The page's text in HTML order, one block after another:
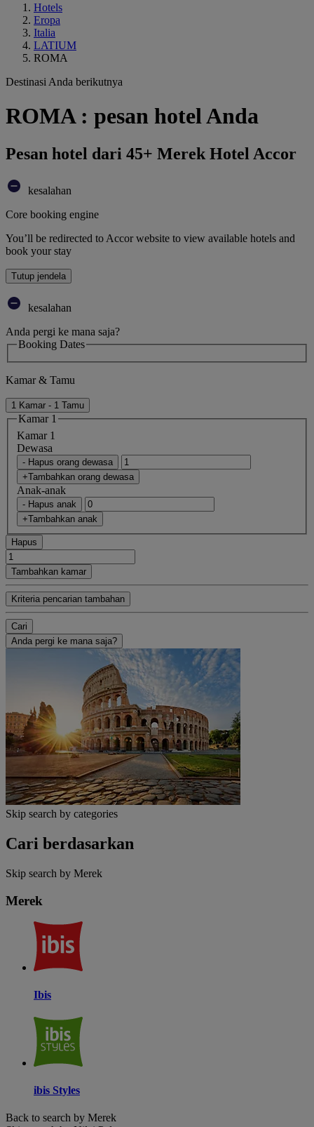
Hotels
Eropa
Italia
LATIUM
ROMA
Destinasi Anda berikutnya
ROMA : pesan hotel Anda
Pesan hotel dari 45+ Merek Hotel Accor
kesalahan
Core booking engine
You’ll be redirected to Accor website to view available hotels and
book your stay
Tutup jendela
kesalahan
Anda pergi ke mana saja?
Booking Dates
Kamar & Tamu
1 Kamar - 1 Tamu
Kamar 1
Kamar 1
Dewasa
- Hapus orang dewasa
+Tambahkan orang dewasa
Anak-anak
- Hapus anak
+Tambahkan anak
Hapus
Tambahkan kamar
Kriteria pencarian tambahan
Cari
Anda pergi ke mana saja?
Skip search by categories
Cari berdasarkan
Skip search by Merek
Merek
Ibis
ibis Styles
Back to search by Merek